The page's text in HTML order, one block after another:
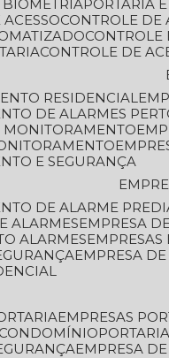
BIOMETRIA
PORTARIA
ACESSO
CONTROLE
CONTROLE DE
RESIDENCIAL
DE ALARMES
MONITORAMENTO
E SEGURANÇA
DE ALARME
ALARMES
EMPRESA
ALARMES
EMPRESA
EMPRESAS
CONDOMÍNIO
EMPRESA